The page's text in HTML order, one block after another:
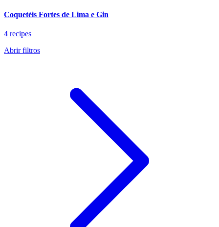
Coquetéis Fortes de Lima e Gin
4 recipes
Abrir filtros